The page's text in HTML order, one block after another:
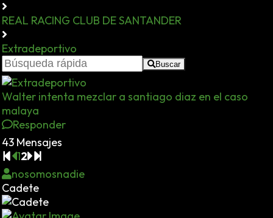
REAL RACING CLUB DE SANTANDER
Extradeportivo
Buscar
Walter intenta mezclar a santiago diaz en el caso
malaya
Responder
43 Mensajes
12
nosomosnadie
Cadete